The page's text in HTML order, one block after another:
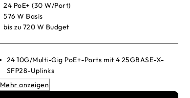
24 PoE+ (30 W/Port)
576 W Basis
bis zu 720 W Budget
24 10G/Multi-Gig PoE+-Ports mit 4 25GBASE-X-
SFP28-Uplinks
880-W- internes Netzteil mit 576 W PoE-Budget
Mehr anzeigen